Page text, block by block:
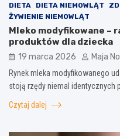
DIETA DIETA NIEMOWLĄT
ŻYWIENIE NIEMOWLĄT
Mleko modyfikowane –
produktów dla dziecka
19 marca 2026 Maja
Rynek mleka modyfikowanego
stoją rzędy niemal identycznych
Czytaj dalej